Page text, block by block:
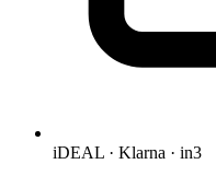
iDEAL · Klarna · in3